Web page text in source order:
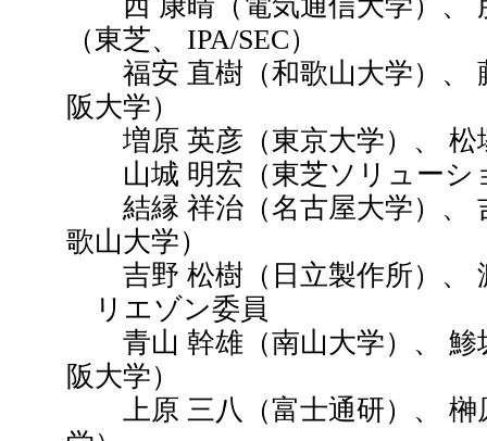
（東芝、 IPA/SEC）
福安 直樹（和歌山大学）、
阪大学）
増原 英彦（東京大学）、 松
山城 明宏（東芝ソリューシ
結縁 祥治（名古屋大学）、
歌山大学）
吉野 松樹（日立製作所）、
リエゾン委員
青山 幹雄（南山大学）、 鯵
阪大学）
上原 三八（富士通研）、 榊